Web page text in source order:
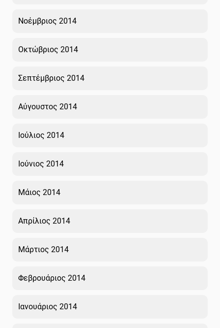
Νοέμβριος 2014
Οκτώβριος 2014
Σεπτέμβριος 2014
Αύγουστος 2014
Ιούλιος 2014
Ιούνιος 2014
Μάιος 2014
Απρίλιος 2014
Μάρτιος 2014
Φεβρουάριος 2014
Ιανουάριος 2014